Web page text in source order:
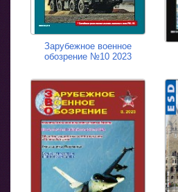
Зарубежное военное
обозрение №10 2023